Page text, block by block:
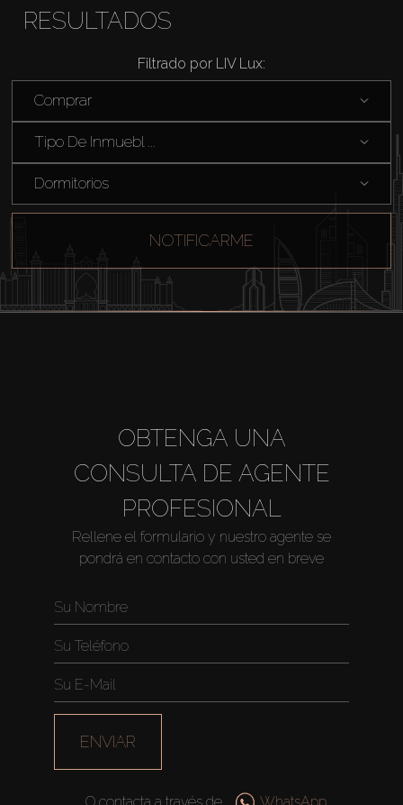
Comprar
Alquilar
RESULTADOS
Filtrado por LIV Lux:
Comprar
Tipo De Inmuebl ...
Dormitorios
NOTIFICARME
OBTENGA UNA
CONSULTA DE AGENTE
PROFESIONAL
Rellene el formulario y nuestro agente se
pondrá en contacto con usted en breve
ENVIAR